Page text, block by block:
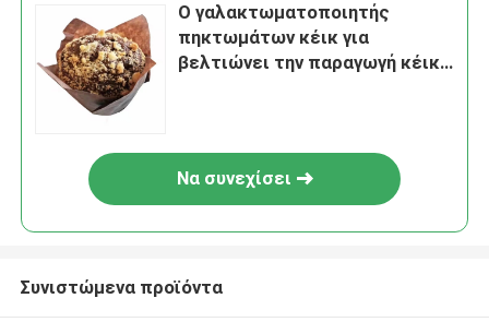
Ο γαλακτωματοποιητής
πηκτωμάτων κέικ για
βελτιώνει την παραγωγή κέικ
Να συνεχίσει
Συνιστώμενα προϊόντα